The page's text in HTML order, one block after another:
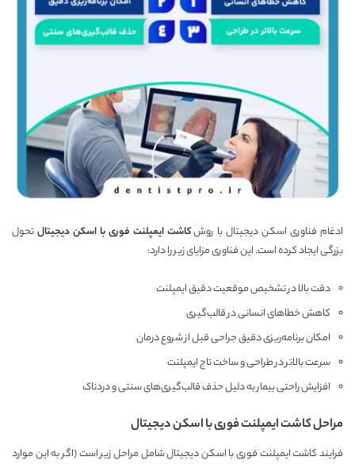
ادغام فناوری اسکن دیجیتال با روشکاشت ایمپلنت فوری با اسکن دیجیتالتحول
بزرگی ایجاد کرده است. این فناوری مزایای زیر را دارد:
دقت بالا در تشخیص موقعیت دقیق ایمپلنت
کاهش خطاهای انسانی در قالب‌گیری
امکان برنامه‌ریزی دقیق جراحی قبل از شروع درمان
سرعت بالاتر در طراحی و ساخت تاج ایمپلنت
افزایش راحتی بیمار به دلیل حذف قالب‌گیری‌های سنتی و دردناک
مراحل کاشت ایمپلنت فوری با اسکن دیجیتال
فرایند کاشت ایمپلنت فوری با اسکن دیجیتال شامل مراحل زیر است (اگر به این موارد